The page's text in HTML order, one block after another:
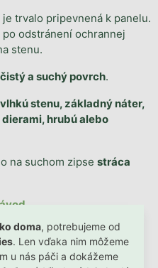
doma, potrebujeme od
. Len vďaka nim môžeme
u nás páči a dokážeme
trvalo pripevnená k panelu.
odstránení ochrannej
stenu.
a suchý povrch.
stenu, základný náter,
hrubú alebo
na suchom zipse stráca